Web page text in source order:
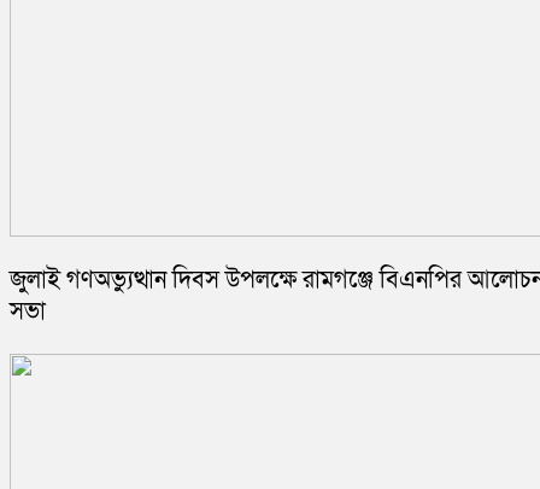
জুলাই গণঅভ্যুত্থান দিবস উপলক্ষে রামগঞ্জে বিএনপির
সভা